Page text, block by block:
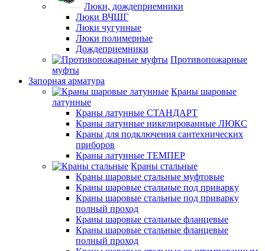
Люки, дождеприемники
Люки ВЧШГ
Люки чугунные
Люки полимерные
Дождеприемники
Противопожарные
муфты
Запорная арматура
Краны шаровые
латунные
Краны латунные СТАНДАРТ
Краны латунные никелированные ЛЮКС
Краны для подключения сантехнических
приборов
Краны латунные ТЕМПЕР
Краны стальные
Краны шаровые стальные муфтовые
Краны шаровые стальные под приварку
Краны шаровые стальные под приварку
полный проход
Краны шаровые стальные фланцевые
Краны шаровые стальные фланцевые
полный проход